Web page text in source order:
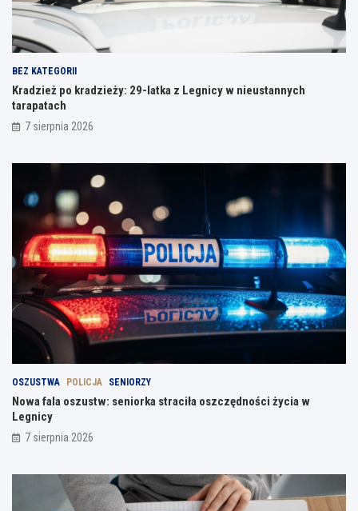
BEZ KATEGORII
Kradzież po kradzieży: 29-latka z Legnicy w nieustannych
tarapatach
7 sierpnia 2026
OSZUSTWA POLICJA SENIORZY
Nowa fala oszustw: seniorka straciła oszczędności życia w
Legnicy
7 sierpnia 2026